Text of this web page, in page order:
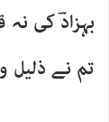
بہزادؔ کی
تم نے ذلیل و